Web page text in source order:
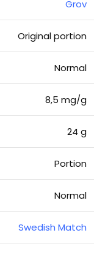
Grov
Original portion
Normal
8,5 mg/g
24 g
Portion
Normal
Swedish Match